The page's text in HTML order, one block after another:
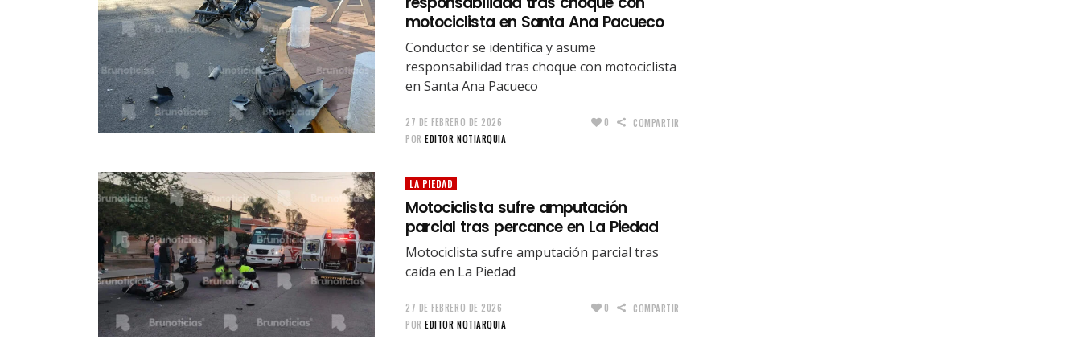
motociclista en Santa Ana Pacueco
Conductor se identifica y asume
responsabilidad tras choque con motociclista
en Santa Ana Pacueco
27 DE FEBRERO DE 2026
POR EDITOR NOTIARQUIA
0 COMPARTIR
LA PIEDAD
Motociclista sufre amputación
parcial tras percance en La Piedad
Motociclista sufre amputación parcial tras
caída en La Piedad
27 DE FEBRERO DE 2026
POR EDITOR NOTIARQUIA
0 COMPARTIR